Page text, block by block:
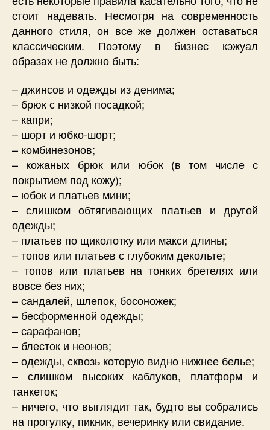
стоит надевать. Несмотря на современность
данного стиля, он все же должен оставаться
классическим. Поэтому в бизнес кэжуал
образах не должно быть:
– джинсов и одежды из денима;
– брюк с низкой посадкой;
– капри;
– шорт и юбко-шорт;
– комбинезонов;
– кожаных брюк или юбок (в том числе с
покрытием под кожу);
– юбок и платьев мини;
– слишком обтягивающих платьев и другой
одежды;
– платьев по щиколотку или макси длины;
– топов или платьев с глубоким декольте;
– топов или платьев на тонких бретелях или
вовсе без них;
– сандалей, шлепок, босоножек;
– бесформенной одежды;
– сарафанов;
– блесток и неонов;
– одежды, сквозь которую видно нижнее белье;
– слишком высоких каблуков, платформ и
танкеток;
– ничего, что выглядит так, будто вы собрались
на прогулку, пикник, вечеринку или свидание.